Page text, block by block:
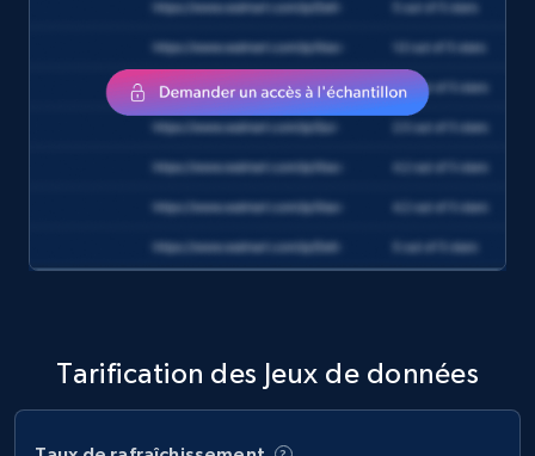
eCommerce
1.2K+ 132+ Buy Now
Zara - Products
Category id, Product id, Product name, Price,
Currency, Colour code, Colour, Description, and
eCommerce
Tarification des Jeux de données